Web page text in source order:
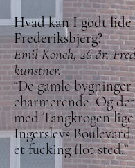
Hvad kan I godt lide
Frederiksbjerg?
Emil Konch, 26 år,
kunstner.
“De gamle
charmerende. Og
med Tangkrogen
Ingerslevs
et fucking flot sted.”